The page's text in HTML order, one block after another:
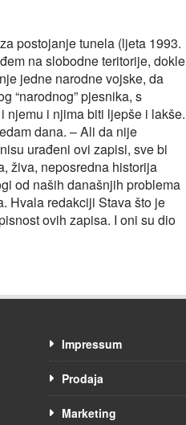
postojanje tunela (ljeta 1993.
na slobodne teritorije, dokle
jedne narodne vojske, da
“narodnog” pjesnika, s
njemu i njima biti ljepše i lakše.
dana. – Ali da nije
urađeni ovi zapisi, sve bi
živa, neposredna historija
od naših današnjih problema
Hvala redakciji Stava što je
ovih zapisa. I oni su dio
Impressum
Prodaja
Marketing